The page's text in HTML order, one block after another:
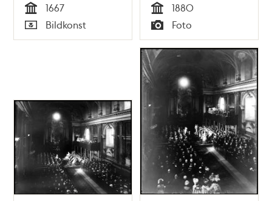
Tid
1667
Typ
Bildkonst Tid
1880
Typ
Foto